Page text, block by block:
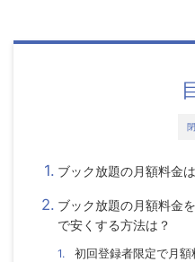
ブック放題の月額料金
ブック放題の月額料金
で安くする方法は？
初回登録者限定で月